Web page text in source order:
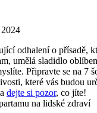
odhalení o přísadě,
umělá sladidlo
Připravte se na 7
které vás budou
dejte si pozor, co jíte!